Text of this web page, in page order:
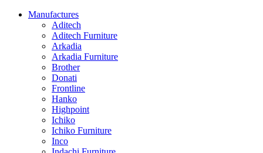
Manufactures
Aditech
Aditech Furniture
Arkadia
Arkadia Furniture
Brother
Donati
Frontline
Hanko
Highpoint
Ichiko
Ichiko Furniture
Inco